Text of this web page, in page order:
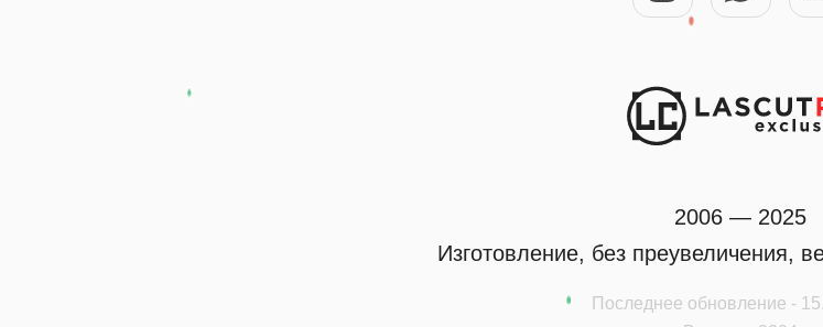
2006 — 2025
Изготовление, без преувеличения,
Последнее обновление -